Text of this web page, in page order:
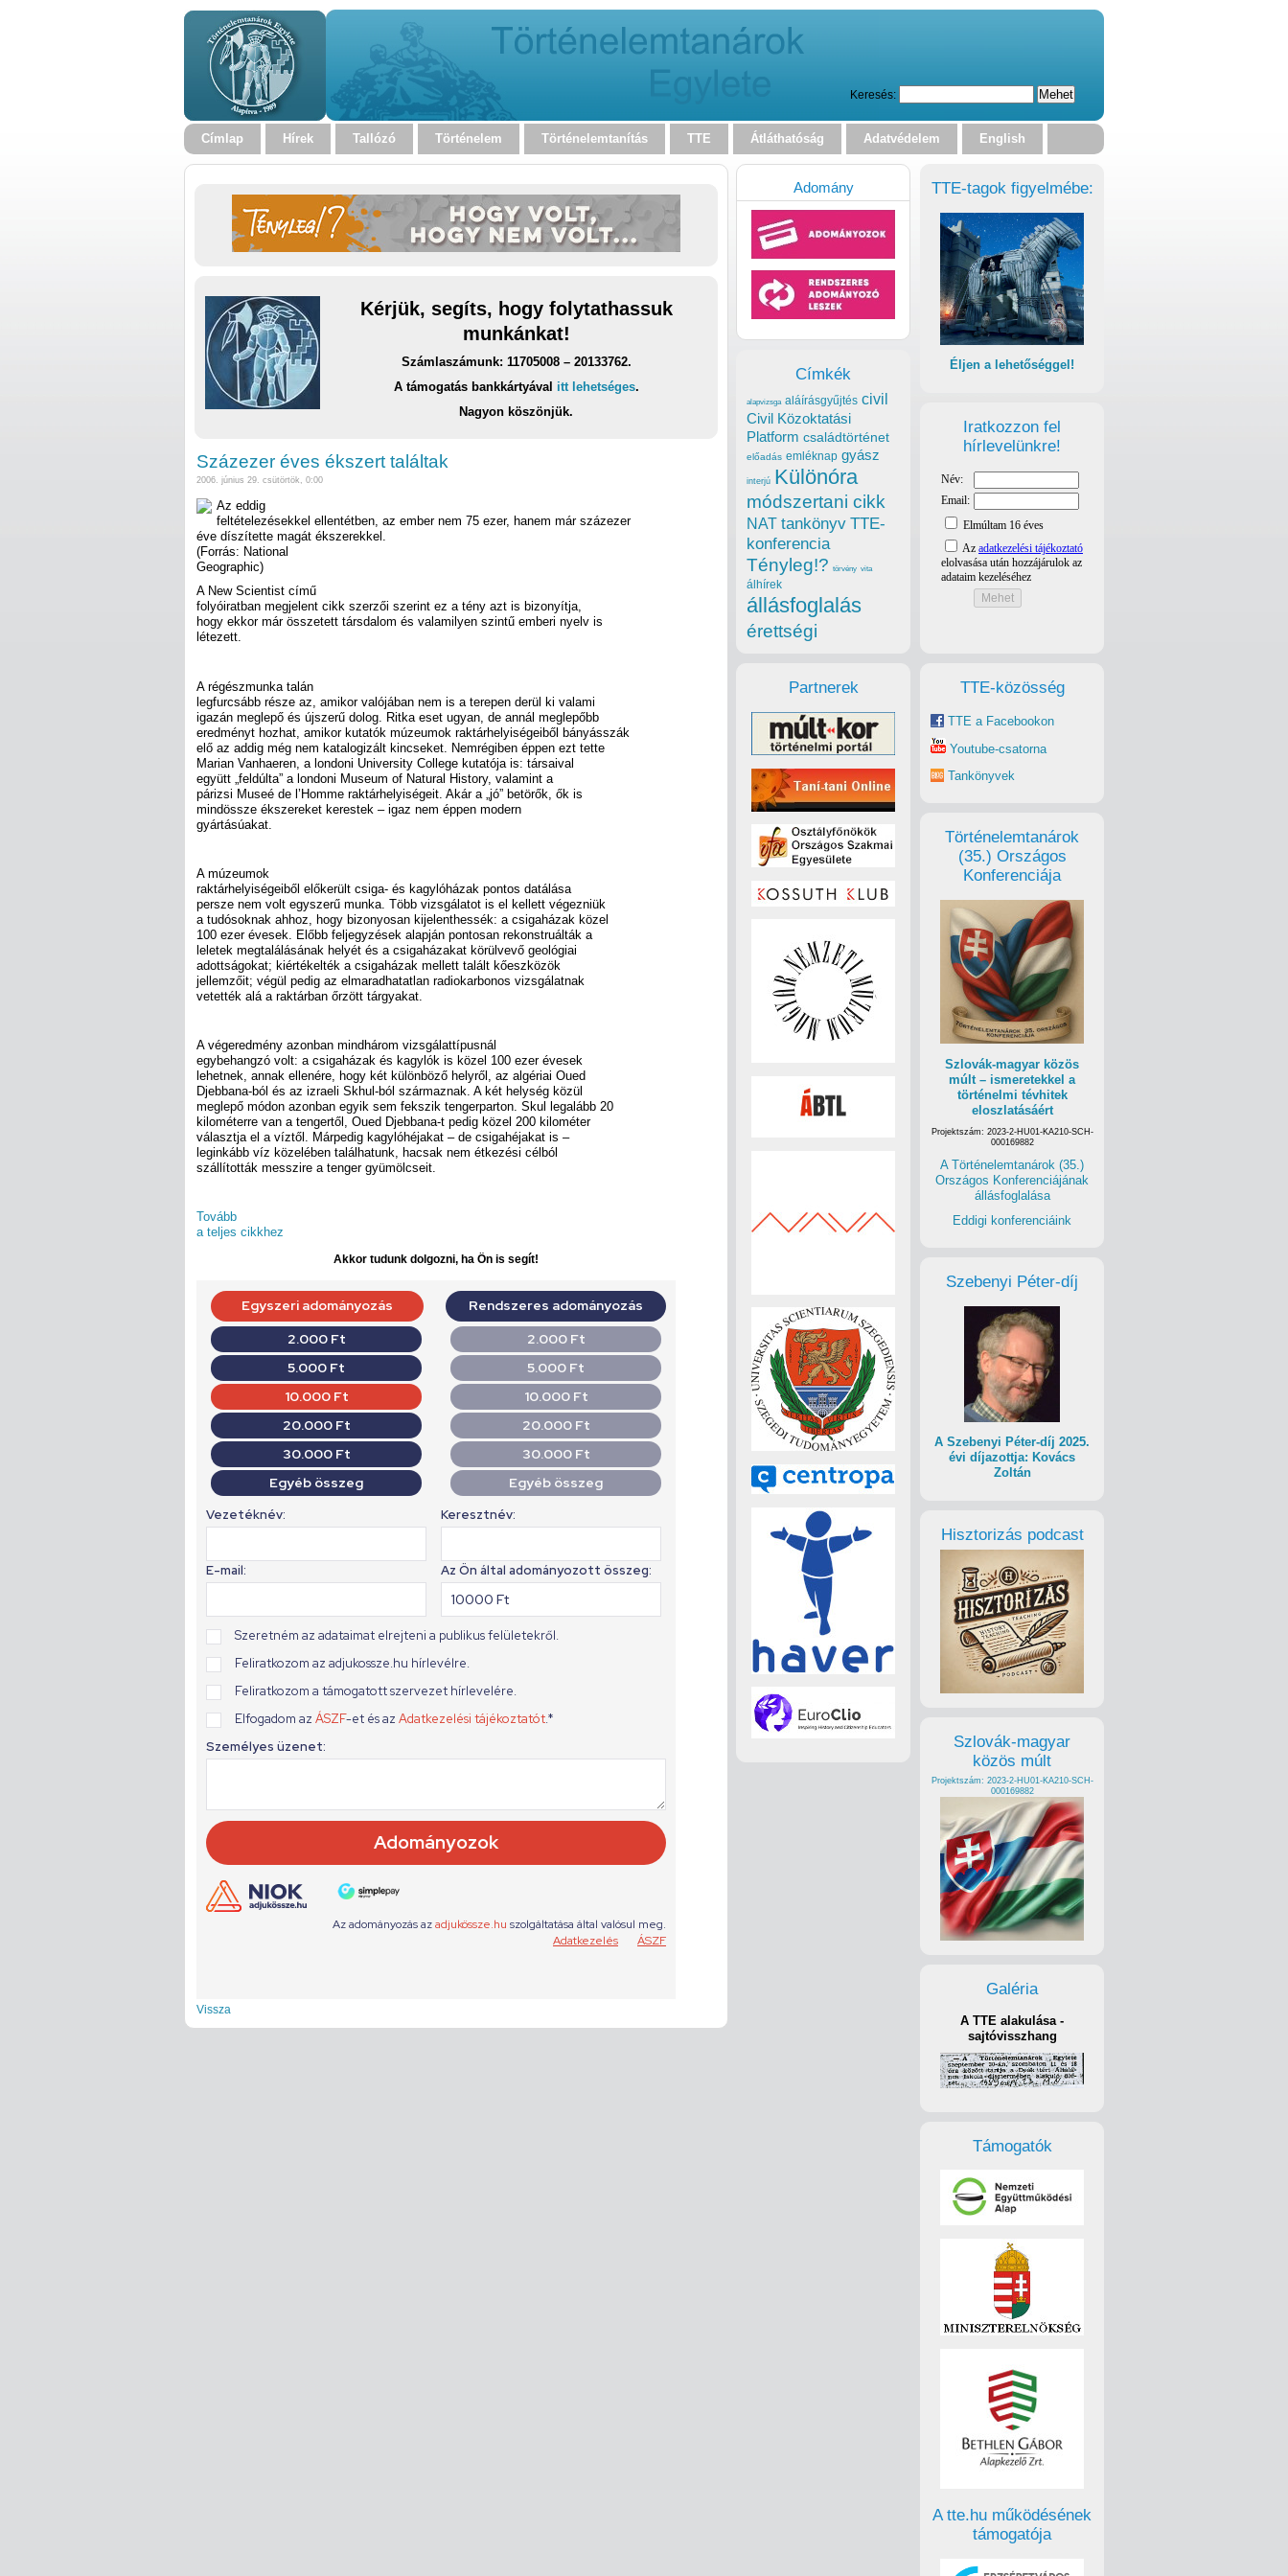
Keresés:
Címlap Hírek Tallózó Történelem Történelemtanítás TTE Átláthatóság Adatvédelem English
Kérjük, segíts, hogy folytathassuk
munkánkat!
Számlaszámunk: 11705008 – 20133762.
A támogatás bankkártyával itt lehetséges.
Nagyon köszönjük.
Százezer éves ékszert találtak
2006. június 29. csütörtök, 0:00
Az eddig
feltételezésekkel ellentétben, az ember nem 75 ezer, hanem már százezer
éve díszítette magát ékszerekkel.
(Forrás: National
Geographic)
A New Scientist című
folyóiratban megjelent cikk szerzői szerint ez a tény azt is bizonyítja,
hogy ekkor már összetett társdalom és valamilyen szintű emberi nyelv is
létezett.
A régészmunka talán
legfurcsább része az, amikor valójában nem is a terepen derül ki valami
igazán meglepő és újszerű dolog. Ritka eset ugyan, de annál meglepőbb
eredményt hozhat, amikor kutatók múzeumok raktárhelyiségeiből bányásszák
elő az addig még nem katalogizált kincseket. Nemrégiben éppen ezt tette
Marian Vanhaeren, a londoni University College kutatója is: társaival
együtt „feldúlta” a londoni Museum of Natural History, valamint a
párizsi Museé de l’Homme raktárhelyiségeit. Akár a „jó” betörők, ők is
mindössze ékszereket kerestek – igaz nem éppen modern
gyártásúakat.
A múzeumok
raktárhelyiségeiből előkerült csiga- és kagylóházak pontos datálása
persze nem volt egyszerű munka. Több vizsgálatot is el kellett végezniük
a tudósoknak ahhoz, hogy bizonyosan kijelenthessék: a csigaházak közel
100 ezer évesek. Előbb feljegyzések alapján pontosan rekonstruálták a
leletek megtalálásának helyét és a csigaházakat körülvevő geológiai
adottságokat; kiértékelték a csigaházak mellett talált kőeszközök
jellemzőit; végül pedig az elmaradhatatlan radiokarbonos vizsgálatnak
vetették alá a raktárban őrzött tárgyakat.
A végeredmény azonban mindhárom vizsgálattípusnál
egybehangzó volt: a csigaházak és kagylók is közel 100 ezer évesek
lehetnek, annak ellenére, hogy két különböző helyről, az algériai Oued
Djebbana-ból és az izraeli Skhul-ból származnak. A két helység közül
meglepő módon azonban egyik sem fekszik tengerparton. Skul legalább 20
kilométerre van a tengertől, Oued Djebbana-t pedig közel 200 kilométer
választja el a víztől. Márpedig kagylóhéjakat – de csigahéjakat is –
leginkább víz közelében találhatunk, hacsak nem étkezési célból
szállították messzire a tenger gyümölcseit.
Tovább
a teljes cikkhez
Akkor tudunk dolgozni, ha Ön is segít!
Vissza
TTE-tagok figyelmébe:
Éljen a lehetőséggel!
Iratkozzon fel
hírlevelünkre!
TTE-közösség
TTE a Facebookon
Youtube-csatorna
Tankönyvek
Történelemtanárok
(35.) Országos
Konferenciája
Szlovák-magyar közös
múlt – ismeretekkel a
történelmi tévhitek
eloszlatásáért
Projektszám: 2023-2-HU01-KA210-SCH-
000169882
A Történelemtanárok (35.)
Országos Konferenciájának
állásfoglalása
Eddigi konferenciáink
Szebenyi Péter-díj
A Szebenyi Péter-díj 2025.
évi díjazottja: Kovács
Zoltán
Hisztorizás podcast
Szlovák-magyar
közös múlt
Projektszám: 2023-2-HU01-KA210-SCH-
000169882
Galéria
A TTE alakulása -
sajtóvisszhang
Támogatók
A tte.hu működésének
támogatója
Adomány
Címkék
alapvizsga aláírásgyűjtés civil
Civil Közoktatási
Platform családtörténet
előadás emléknap gyász
interjú Különóra
módszertani cikk
NAT tankönyv TTE-
konferencia
Tényleg!? törvény vita
álhírek
állásfoglalás
érettségi
Partnerek